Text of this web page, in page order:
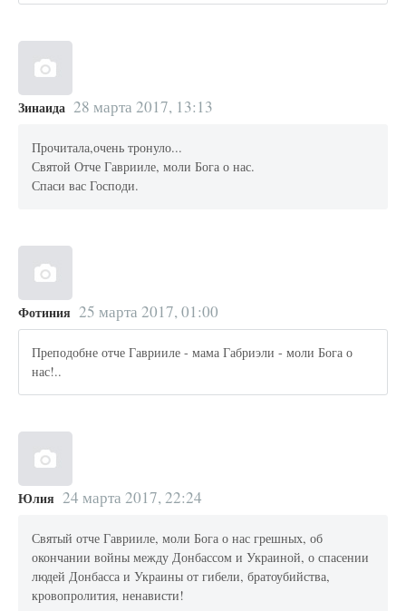
Зинаида 28 марта 2017, 13:13
Прочитала,очень тронуло...
Святой Отче Гаврииле, моли Бога о нас.
Спаси вас Господи.
Фотиния 25 марта 2017, 01:00
Преподобне отче Гаврииле - мама Габриэли - моли Бога о
нас!..
Юлия 24 марта 2017, 22:24
Святый отче Гаврииле, моли Бога о нас грешных, об
окончании войны между Донбассом и Украиной, о спасении
людей Донбасса и Украины от гибели, братоубийства,
кровопролития, ненависти!